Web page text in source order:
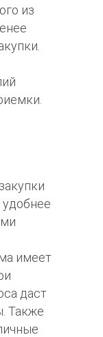
из
имеет
даст
Также